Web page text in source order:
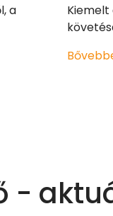
a
-